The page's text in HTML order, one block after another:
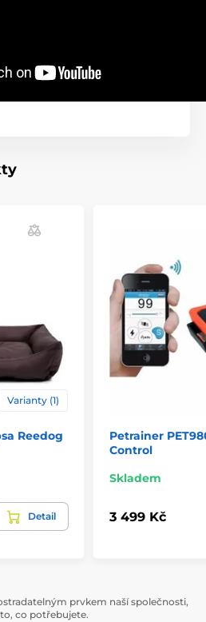
Varianty (1)
Reedog
Detail
Petrainer
Control
Skladem
3 499 Kč
prvkem naší společnosti,
co potřebujete.